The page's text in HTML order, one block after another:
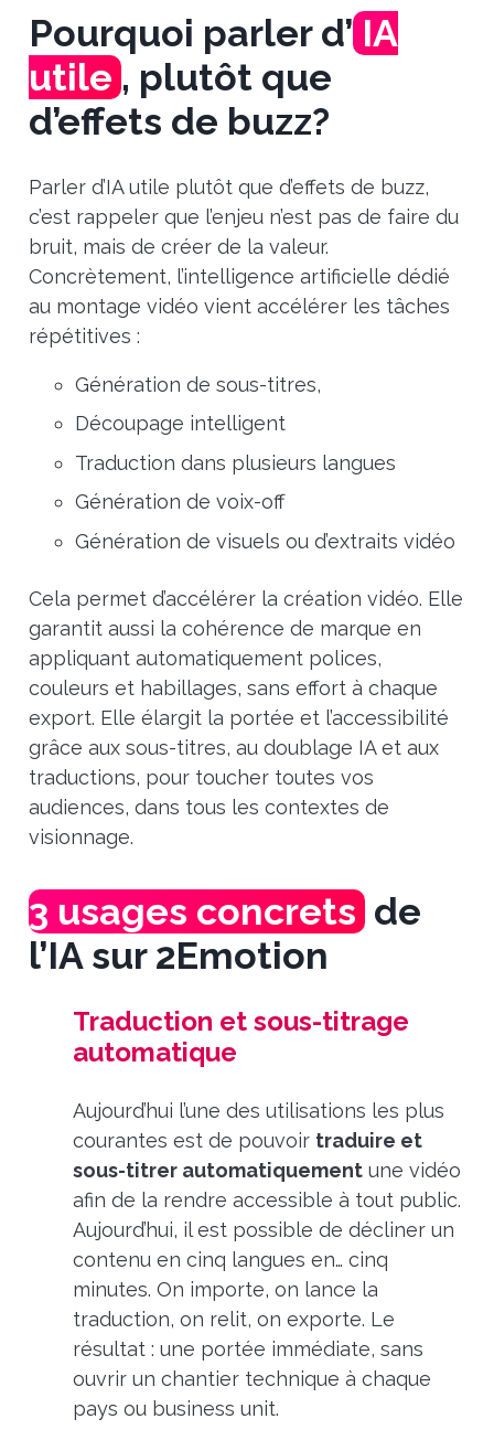
Pourquoi parler d’IA
utile, plutôt que
d’effets de buzz?
Parler d’IA utile plutôt que d’effets de buzz,
c’est rappeler que l’enjeu n’est pas de faire du
bruit, mais de créer de la valeur.
Concrètement, l’intelligence artificielle dédié
au montage vidéo vient accélérer les tâches
répétitives :
Génération de sous-titres,
Découpage intelligent
Traduction dans plusieurs langues
Génération de voix-off
Génération de visuels ou d’extraits vidéo
Cela permet d’accélérer la création vidéo. Elle
garantit aussi la cohérence de marque en
appliquant automatiquement polices,
couleurs et habillages, sans effort à chaque
export. Elle élargit la portée et l’accessibilité
grâce aux sous-titres, au doublage IA et aux
traductions, pour toucher toutes vos
audiences, dans tous les contextes de
visionnage.
3 usages concretsde
l’IA sur 2Emotion
Traduction et sous-titrage
automatique
Aujourd’hui l’une des utilisations les plus
courantes est de pouvoir traduire et
sous-titrer automatiquementune vidéo
afin de la rendre accessible à tout public.
Aujourd’hui, il est possible de décliner un
contenu en cinq langues en… cinq
minutes. On importe, on lance la
traduction, on relit, on exporte. Le
résultat : une portée immédiate, sans
ouvrir un chantier technique à chaque
pays ou business unit.